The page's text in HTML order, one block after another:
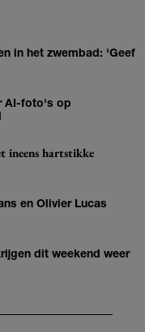
in het zwembad: 'Geef
AI-foto's op
ineens hartstikke
en Olivier Lucas
dit weekend weer